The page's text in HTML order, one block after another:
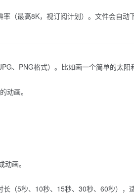
（最高8K，视订阅计划）。文件会自动
、PNG格式）。比如画一个简单的太阳
动画。
画。
（5秒、10秒、15秒、30秒、60秒），